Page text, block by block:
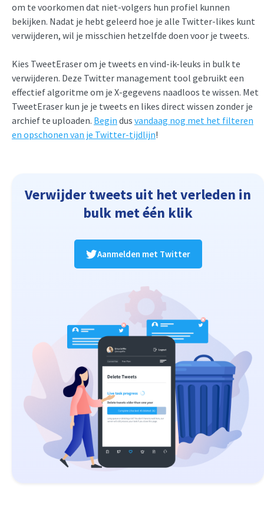
om te voorkomen dat niet-volgers hun profiel kunnen
bekijken. Nadat je hebt geleerd hoe je alle Twitter-likes kunt
verwijderen, wil je misschien hetzelfde doen voor je tweets.
Kies TweetEraser om je tweets en vind-ik-leuks in bulk te
verwijderen. Deze Twitter management tool gebruikt een
effectief algoritme om je X-gegevens naadloos te wissen. Met
TweetEraser kun je je tweets en likes direct wissen zonder je
archief te uploaden. Begin dus vandaag nog met het filteren
en opschonen van je Twitter-tijdlijn!
Verwijder tweets uit het verleden in
bulk met één klik
Aanmelden met Twitter